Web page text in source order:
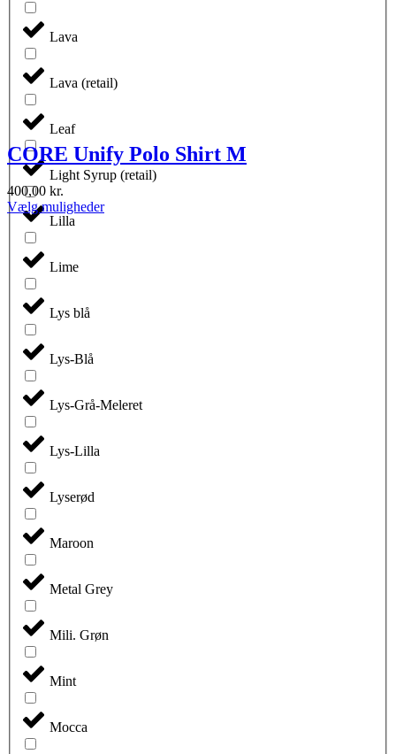
Lava
Lava (retail)
Leaf
Light Syrup (retail)
Lilla
Lime
Lys blå
Lys-Blå
Lys-Grå-Meleret
Lys-Lilla
Lyserød
Maroon
Metal Grey
Mili. Grøn
Mint
Mocca
CORE Unify Polo Shirt M
400,00 kr.
Vælg mulighederDette